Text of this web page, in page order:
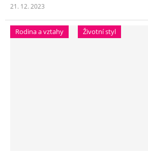
21. 12. 2023
Rodina a vztahy Životní styl